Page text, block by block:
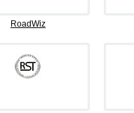
RoadWiz